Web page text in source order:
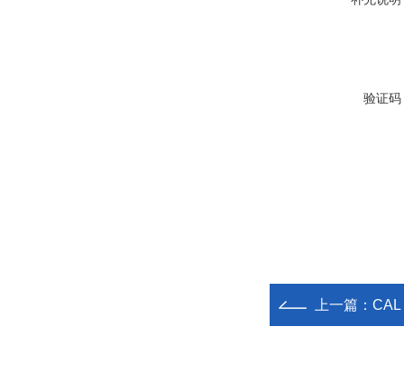
验证码
上一篇： CAL